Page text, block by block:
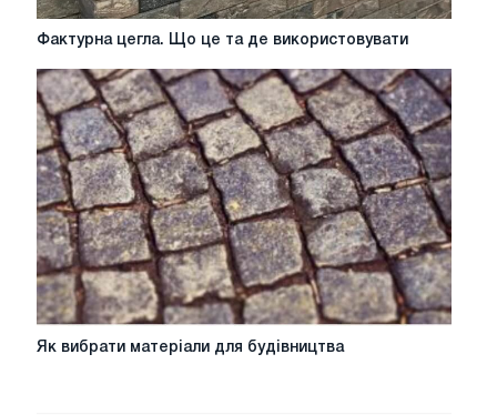
Фактурна
Що
це
та
де
використовувати
Фактурна цегла. Що це та де використовувати
Як
Як вибрати матеріали для будівництва